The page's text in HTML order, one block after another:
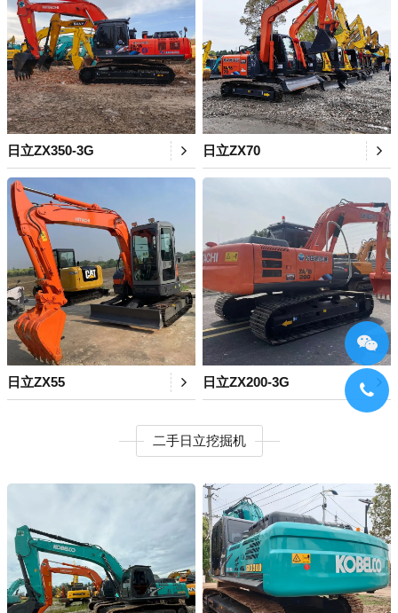
日立ZX350-3G 日立ZX70
日立ZX55 日立ZX200-3G
二手日立挖掘机